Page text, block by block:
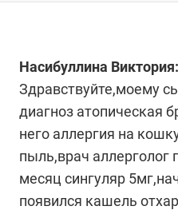
Насибуллина Виктория:
Здравствуйте,моему
диагноз атопическая
него аллергия на
пыль,врач аллерголог
месяц сингуляр
появился кашель